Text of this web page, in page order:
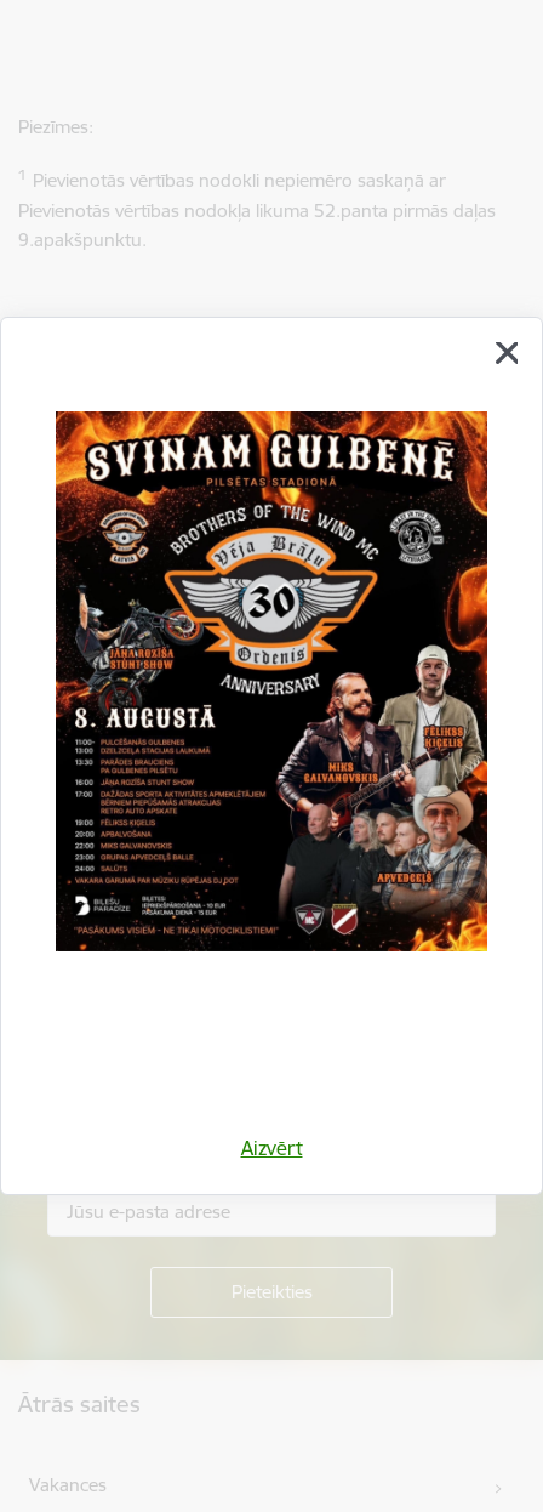
Aizvērt
Piezīmes:
1 Pievienotās vērtības nodokli nepiemēro saskaņā ar
Pievienotās vērtības nodokļa likuma 52.panta pirmās daļas
9.apakšpunktu.
Drukāt lapu
Dalīties
Vai šī informācija bija noderīga?
Piesakies jaunumu saņemšanai savā e-pastā.
Ātrās saites
Vakances